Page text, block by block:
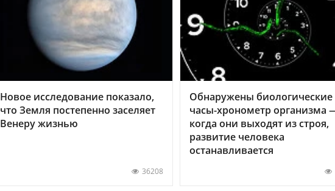
Новое исследование показало,
что Земля постепенно заселяет
Венеру жизнью
36208
Обнаружены биологические
часы-хронометр организма
когда они выходят из строя,
развитие человека
останавливается